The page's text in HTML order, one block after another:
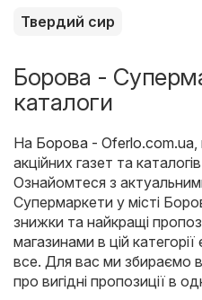
Твердий сир
Борова -
каталоги
На Борова - Oferlo.com.ua,
акційних газет та
Ознайомтеся з
Супермаркети у місті
знижки та найкращі
магазинами в цій категорії
все. Для вас ми збираємо
про вигідні пропозиції в